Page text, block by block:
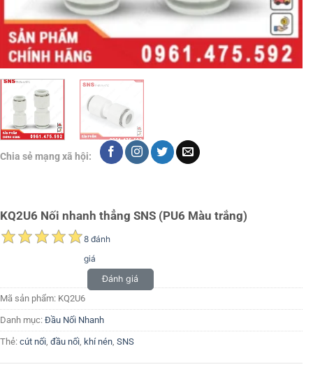
Chia sẻ mạng xã hội:
KQ2U6 Nối nhanh thẳng SNS (PU6 Màu trắng)
8 đánh
giá
Đánh giá
Mã sản phẩm: KQ2U6
Danh mục: Đầu Nối Nhanh
Thẻ: cút nối, đầu nối, khí nén, SNS